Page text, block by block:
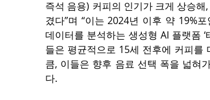
즉석 음용) 커피의 인기가 크게 상승
겼다”며 “이는 2024년 이후 약 19%
데이터를 분석하는 생성형 AI 플랫폼
들은 평균적으로 15세 전후에 커피를
큼, 이들은 향후 음료 선택 폭을 넓혀
다.